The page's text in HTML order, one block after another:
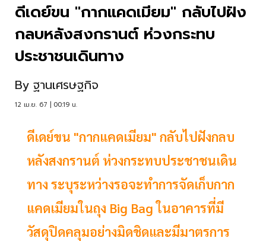
ดีเดย์ขน "กากแคดเมียม" กลับไปฝัง
กลบหลังสงกรานต์ ห่วงกระทบ
ประชาชนเดินทาง
By ฐานเศรษฐกิจ
12 เม.ย. 67 | 00:19 น.
ดีเดย์ขน "กากแคดเมียม" กลับไปฝังกลบ
หลังสงกรานต์ ห่วงกระทบประชาชนเดิน
ทาง ระบุระหว่างรอจะทำการจัดเก็บกาก
แคดเมียมในถุง Big Bag ในอาคารที่มี
วัสดุปิดคลุมอย่างมิดชิดและมีมาตรการ